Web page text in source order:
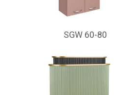
SGW 60-80